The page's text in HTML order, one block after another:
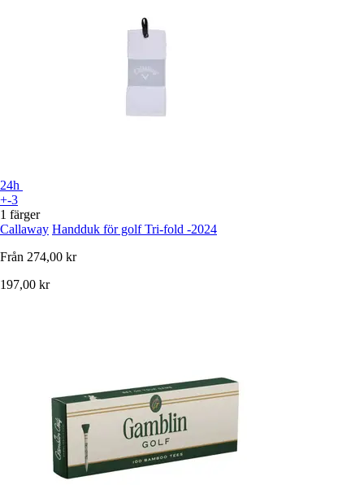
24h
+-3
1 färger
Callaway Handduk för golf Tri-fold -2024
Från 274,00 kr
197,00 kr